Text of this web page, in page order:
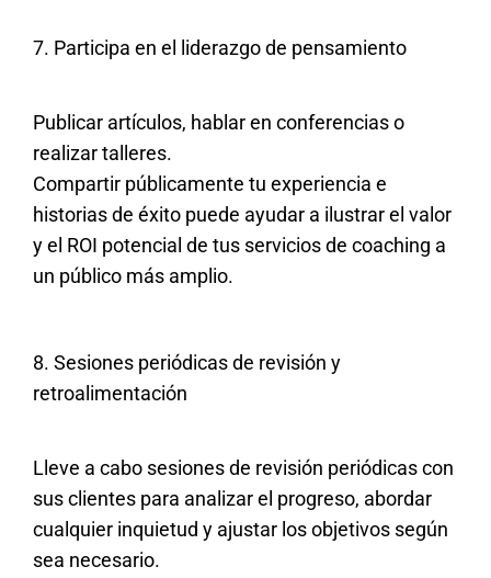
7. Participa en el liderazgo de pensamiento
Publicar artículos, hablar en conferencias o
realizar talleres.
Compartir públicamente tu experiencia e
historias de éxito puede ayudar a ilustrar el valor
y el ROI potencial de tus servicios de coaching a
un público más amplio.
8. Sesiones periódicas de revisión y
retroalimentación
Lleve a cabo sesiones de revisión periódicas con
sus clientes para analizar el progreso, abordar
cualquier inquietud y ajustar los objetivos según
sea necesario.